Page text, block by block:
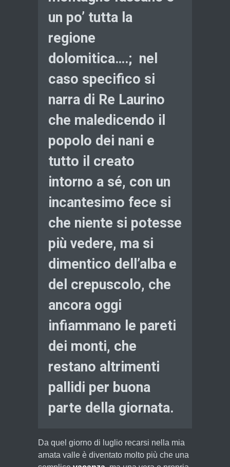
un po’ tutta la
regione
dolomitica….; nel
caso specifico si
narra di Re Laurino
che maledicendo il
popolo dei nani e
tutto il creato
intorno a sé, con un
incantesimo fece si
che niente si potesse
più vedere, ma si
dimentico dell’alba e
del crepuscolo, che
ancora oggi
infiammano le pareti
dei monti, che
restano altrimenti
pallidi per buona
parte della giornata.
Da quel giorno di luglio recarsi nella mia
amata valle è diventato molto più che una